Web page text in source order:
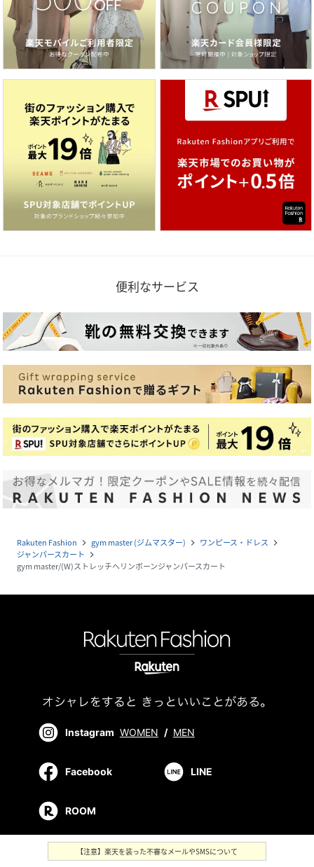
便利なサービス
Rakuten Fashion navigate_next gym master (ジムマスター) navigate_next ワンピース・ドレス navigate_next
ジャンパースカート navigate_next
gym master/(W)ストレッチヘリンボーンジャンパースカート
Instagram WOMEN / MEN
Facebook LINE
ROOM
【注意】楽天を装った不審なメールやSMSについて